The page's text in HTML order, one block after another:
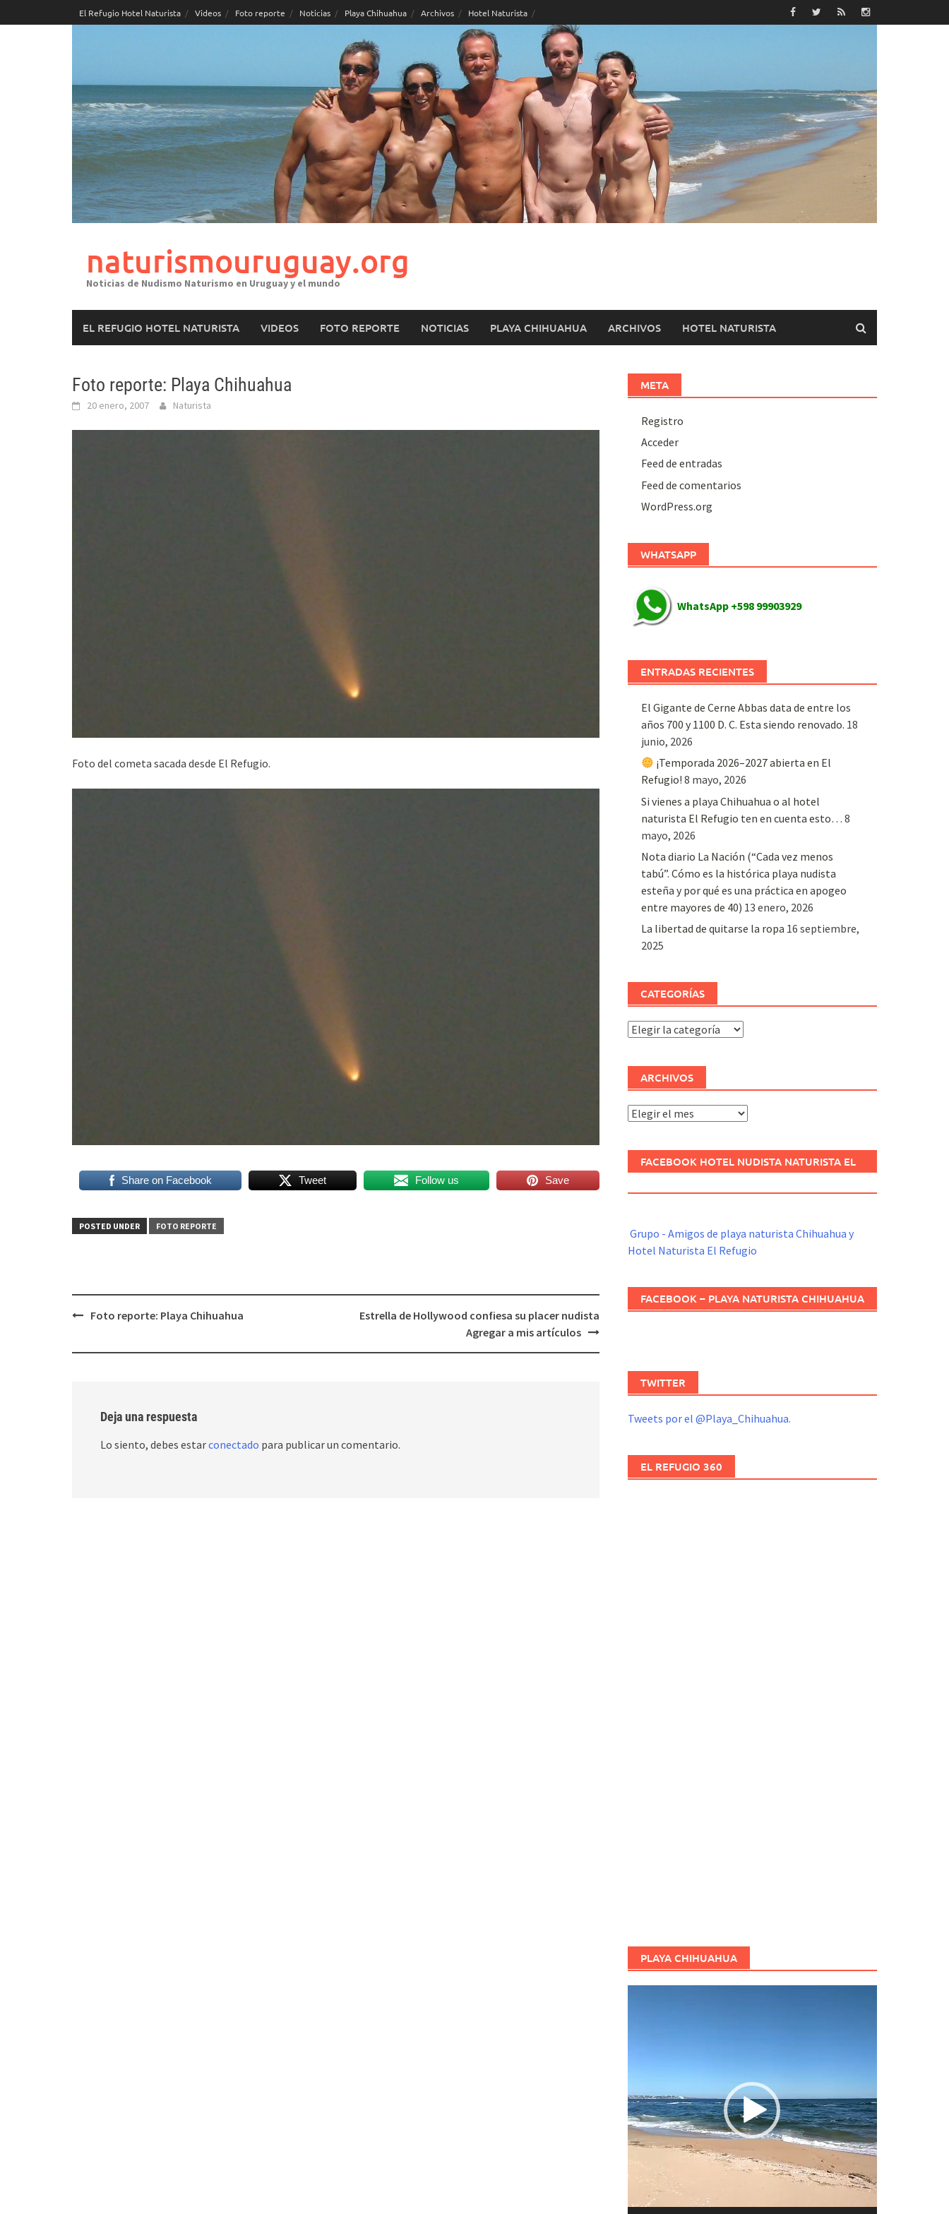
to
El Refugio Hotel Naturista Videos Foto reporte Noticias Playa Chihuahua Archivos Hotel Naturista
naturismouruguay.org
Noticias de Nudismo Naturismo en Uruguay y el mundo
EL REFUGIO HOTEL NATURISTA VIDEOS FOTO REPORTE NOTICIAS PLAYA CHIHUAHUA ARCHIVOS HOTEL NATURISTA
Foto reporte: Playa Chihuahua
20 enero, 2007 Naturista
Foto del cometa sacada desde El Refugio.
Share on Facebook Tweet Follow us Save
POSTED UNDER FOTO REPORTE
PostFoto reporte: Playa Chihuahua
Estrella de Hollywood confiesa su placer nudista
Agregar a mis artículos
Deja una respuesta
Lo siento, debes estarconectado para publicar un comentario.
META
Registro
Acceder
Feed de entradas
Feed de comentarios
WordPress.org
WHATSAPP
WhatsApp +598 99903929
ENTRADAS RECIENTES
El Gigante de Cerne Abbas data de entre los
años 700 y 1100 D. C. Esta siendo renovado. 18
junio, 2026
¡Temporada 2026–2027 abierta en El
Refugio! 8 mayo, 2026
Si vienes a playa Chihuahua o al hotel
naturista El Refugio ten en cuenta esto… 8
mayo, 2026
Nota diario La Nación (“Cada vez menos
tabú”. Cómo es la histórica playa nudista
esteña y por qué es una práctica en apogeo
entre mayores de 40) 13 enero, 2026
La libertad de quitarse la ropa 16 septiembre,
2025
CATEGORÍAS
Categorías
ARCHIVOS
Archivos
FACEBOOK HOTEL NUDISTA NATURISTA EL
Grupo - Amigos de playa naturista Chihuahua y
Hotel Naturista El Refugio
FACEBOOK – PLAYA NATURISTA CHIHUAHUA
TWITTER
Tweets por el @Playa_Chihuahua.
EL REFUGIO 360
PLAYA CHIHUAHUA